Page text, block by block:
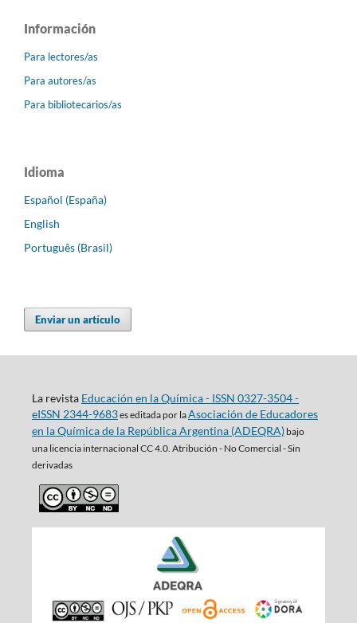
Información
Para lectores/as
Para autores/as
Para bibliotecarios/as
Idioma
Español (España)
English
Português (Brasil)
Enviar un artículo
La revista Educación en la Química - ISSN 0327-3504 -
eISSN 2344-9683es editada por laAsociación de Educadores
en la Química de la República Argentina (ADEQRA)bajo
una licencia internacional CC 4.0. Atribución - No Comercial - Sin
derivadas